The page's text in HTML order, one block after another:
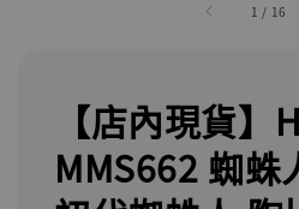
1 / 16
【店內現貨
MMS662 蜘蛛